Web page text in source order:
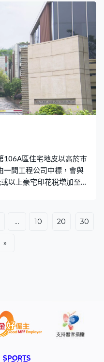
之際，對於附近二手市場
竹坑站上蓋，驗收長實
成績高見「9字頭」，今
一家四口搬遷至大坑舊樓
北歐簡約風，不過不想只
特別元素。
106A區住宅地皮以高於市
一間工程公司中標，會與
以上豪宅印花稅增加至
睇驗〉會在附近驗收
苑的兩房戶，全屋不少地
脷洲的凱玥，單位內享有
... 10 20 30
»